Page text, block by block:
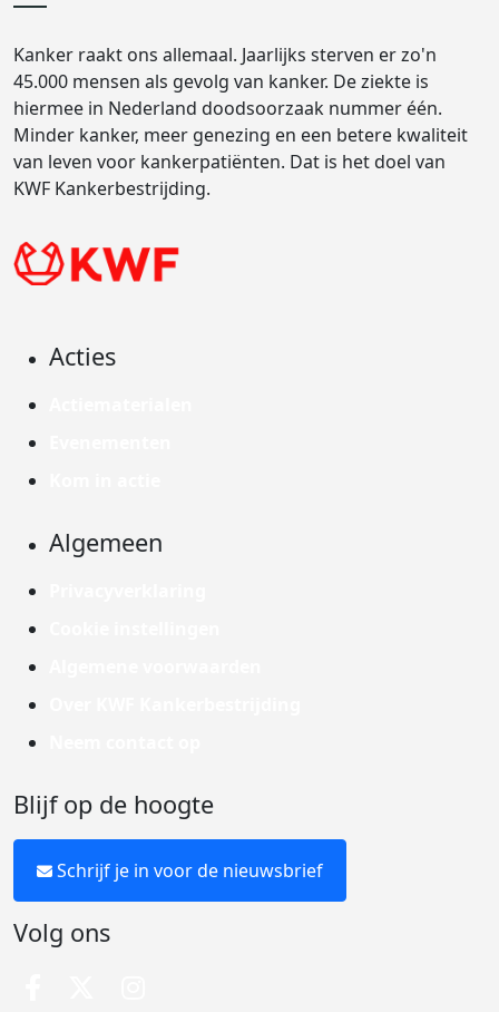
Kanker raakt ons allemaal. Jaarlijks sterven er zo'n
45.000 mensen als gevolg van kanker. De ziekte is
hiermee in Nederland doodsoorzaak nummer één.
Minder kanker, meer genezing en een betere kwaliteit
van leven voor kankerpatiënten. Dat is het doel van
KWF Kankerbestrijding.
Acties
Algemeen
Blijf op de hoogte
Schrijf je in voor de nieuwsbrief
Volg ons